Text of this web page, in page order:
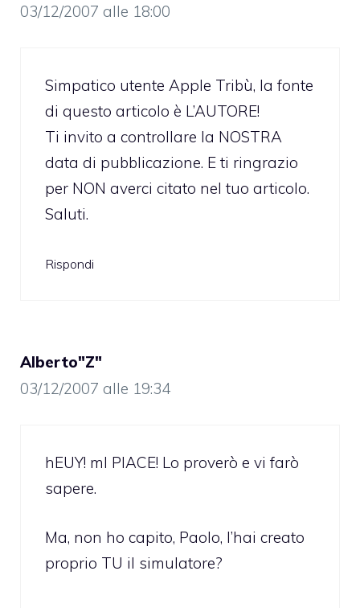
03/12/2007 alle 18:00
Simpatico utente Apple Tribù, la fonte
di questo articolo è L’AUTORE!
Ti invito a controllare la NOSTRA
data di pubblicazione. E ti ringrazio
per NON averci citato nel tuo articolo.
Saluti.
Rispondi
Alberto"Z"
03/12/2007 alle 19:34
hEUY! mI PIACE! Lo proverò e vi farò
sapere.
Ma, non ho capito, Paolo, l’hai creato
proprio TU il simulatore?